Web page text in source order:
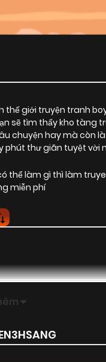
giới truyện tranh
sẽ tìm thấy kho tàng
hay mà còn
phút thư giãn tuyệt vời
thể làm gì thì làm
miễn phí